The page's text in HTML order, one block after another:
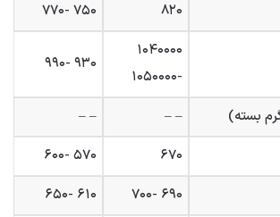
۸۲۰ ۷۵۰ -۷۷۰
۱۰۴۰۰۰۰
-۱۰۵۰۰۰۰
۹۳۰ -۹۹۰
بسته) – –
– –
۶۷۰
۵۷۰ -۶۰۰
۶۹۰ -۷۰۰
۶۱۰ -۶۵۰